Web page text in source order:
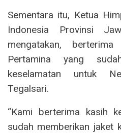
Sementara itu, Ketua
Indonesia Provinsi
mengatakan,
Pertamina yang
keselamatan untuk
Tegalsari.
“Kami berterima kasih
sudah memberikan jaket